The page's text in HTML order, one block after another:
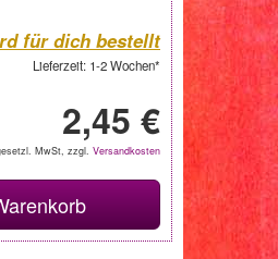
für dich bestellt
Lieferzeit: 1-2 Wochen*
2,45 €
MwSt, zzgl. Versandkosten